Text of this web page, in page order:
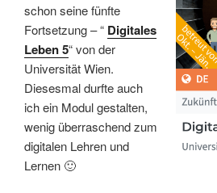
schon seine fünfte
Fortsetzung – “ Digitales
Leben 5“ von der
Universität Wien.
Diesesmal durfte auch
ich ein Modul gestalten,
wenig überraschend zum
digitalen Lehren und
Lernen 🙂